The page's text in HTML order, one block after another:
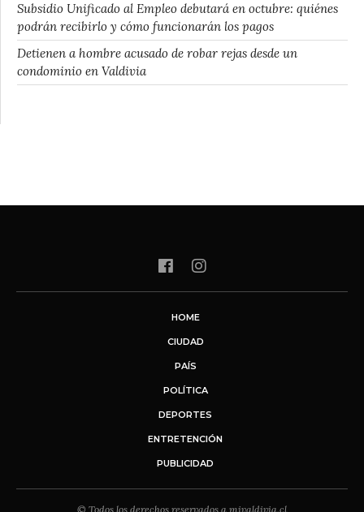
Subsidio Unificado al Empleo debutará en octubre: quiénes
podrán recibirlo y cómo funcionarán los pagos
Detienen a hombre acusado de robar rejas desde un
condominio en Valdivia
HOME
CIUDAD
PAÍS
POLÍTICA
DEPORTES
ENTRETENCIÓN
PUBLICIDAD
© Todos los derechos reservados a mivaldivia.cl